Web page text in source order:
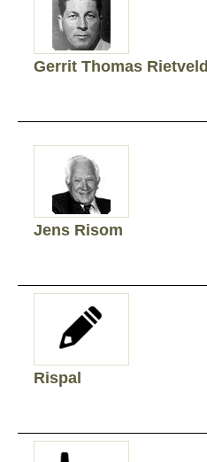
Gerrit Thomas Rietveld
Jens Risom
Rispal